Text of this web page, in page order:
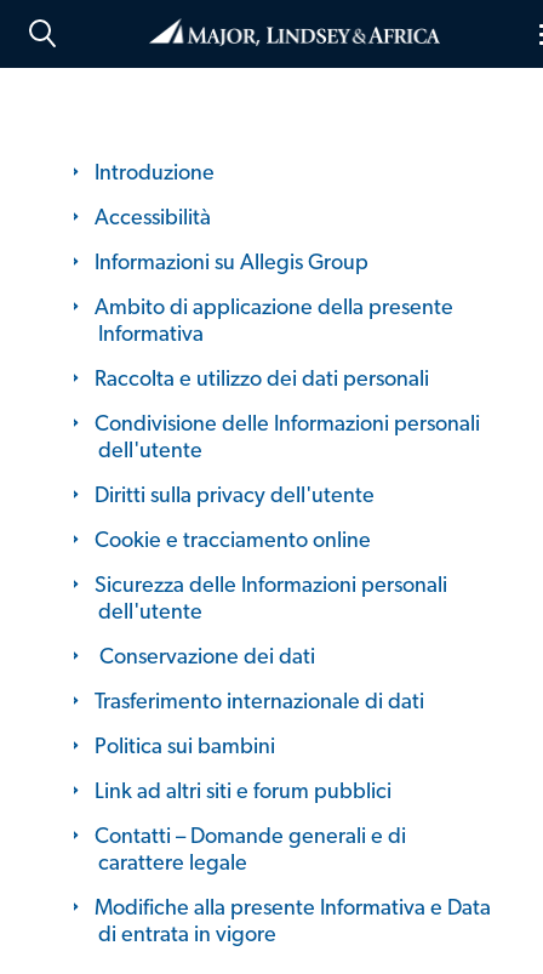
Introduzione
Accessibilità
Informazioni su Allegis Group
Ambito di applicazione della presente
Informativa
Raccolta e utilizzo dei dati personali
Condivisione delle Informazioni personali
dell'utente
Diritti sulla privacy dell'utente
Cookie e tracciamento online
Sicurezza delle Informazioni personali
dell'utente
Conservazione dei dati
Trasferimento internazionale di dati
Politica sui bambini
Link ad altri siti e forum pubblici
Contatti – Domande generali e di
carattere legale
Modifiche alla presente Informativa e Data
di entrata in vigore